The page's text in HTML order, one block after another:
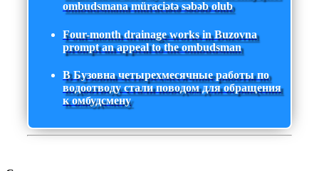
ombudsmana müraciətə səbəb olub
Four-month drainage works in Buzovna
prompt an appeal to the ombudsman
В Бузовна четырехмесячные работы по
водоотводу стали поводом для обращения
к омбудсмену